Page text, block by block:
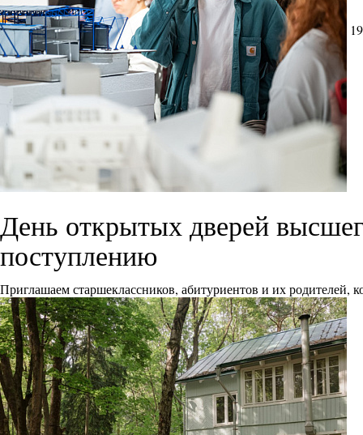
День открытых дверей
поступлению
Приглашаем старшеклассников, абитуриентов и их родителей,